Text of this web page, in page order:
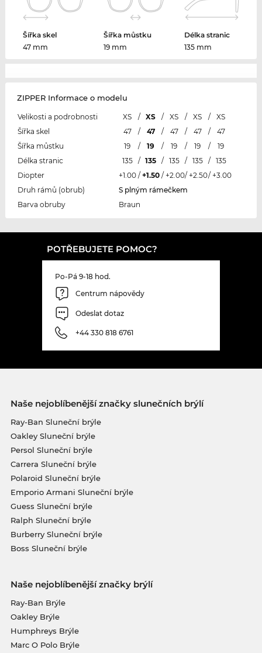
Šířka skel
47 mm
Šířka můstku
19 mm
Délka stranic
135 mm
ZIPPER Informace o modelu
Velikosti a podrobnosti XS / XS / XS / XS /
XS
Šířka skel
47 / 47 / 47 / 47 /
47
Šířka můstku
19 / 19 / 19 / 19 /
19
Délka stranic
135 / 135 / 135 / 135 /
135
Diopter
+1.00 / +1.50 / +2.00/ +2.50/ +3.00
Druh rámů (obrub)
S plným rámečkem
Barva obruby
Braun
POTŘEBUJETE POMOC?
Po-Pá 9-18 hod.
Centrum nápovědy
Odeslat dotaz
+44 330 818 6761
Naše nejoblíbenější značky slunečních brýlí
Ray-Ban Sluneční brýle
Oakley Sluneční brýle
Persol Sluneční brýle
Carrera Sluneční brýle
Polaroid Sluneční brýle
Emporio Armani Sluneční brýle
Guess Sluneční brýle
Ralph Sluneční brýle
Burberry Sluneční brýle
Boss Sluneční brýle
Naše nejoblíbenější značky brýlí
Ray-Ban Brýle
Oakley Brýle
Humphreys Brýle
Marc O Polo Brýle